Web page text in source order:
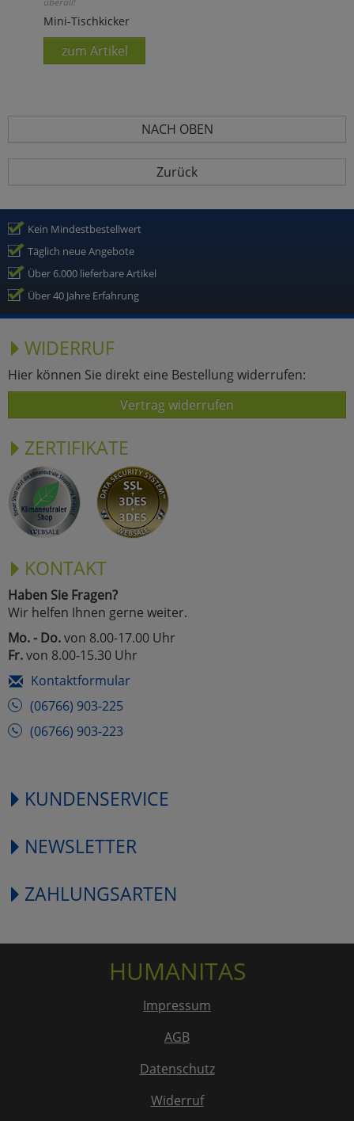
Mini-Tischkicker
zum Artikel
NACH OBEN
Zurück
Kein Mindestbestellwert
Täglich neue Angebote
Über 6.000 lieferbare Artikel
Über 40 Jahre Erfahrung
WIDERRUF
Hier können Sie direkt eine Bestellung widerrufen:
Vertrag widerrufen
ZERTIFIKATE
KONTAKT
Haben Sie Fragen?
Wir helfen Ihnen gerne weiter.
Mo. - Do.von 8.00-17.00 Uhr
Fr.von 8.00-15.30 Uhr
Kontaktformular
(06766) 903-225
(06766) 903-223
KUNDENSERVICE
NEWSLETTER
ZAHLUNGSARTEN
HUMANITAS
Impressum
AGB
Datenschutz
Widerruf